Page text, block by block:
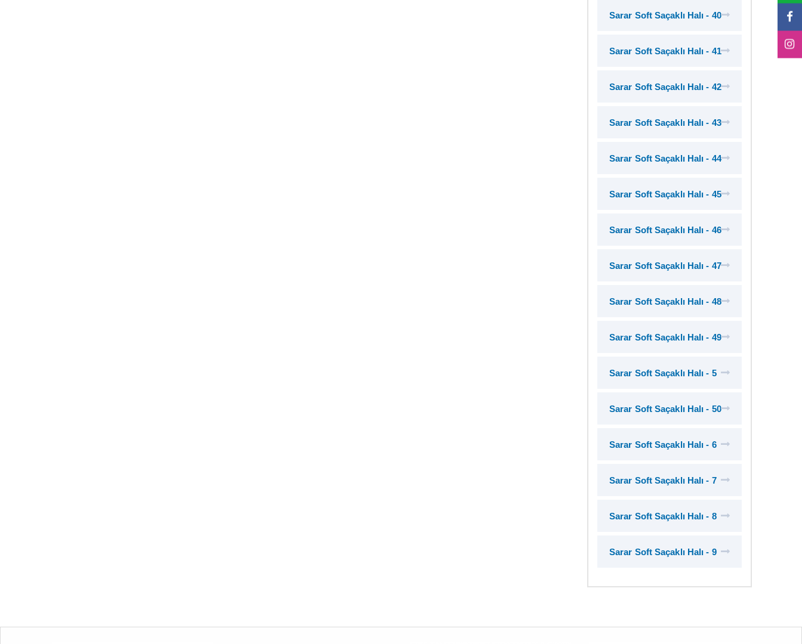
Sarar Soft Saçaklı Halı - 40
Sarar Soft Saçaklı Halı - 41
Sarar Soft Saçaklı Halı - 42
Sarar Soft Saçaklı Halı - 43
Sarar Soft Saçaklı Halı - 44
Sarar Soft Saçaklı Halı - 45
Sarar Soft Saçaklı Halı - 46
Sarar Soft Saçaklı Halı - 47
Sarar Soft Saçaklı Halı - 48
Sarar Soft Saçaklı Halı - 49
Sarar Soft Saçaklı Halı - 5
Sarar Soft Saçaklı Halı - 50
Sarar Soft Saçaklı Halı - 6
Sarar Soft Saçaklı Halı - 7
Sarar Soft Saçaklı Halı - 8
Sarar Soft Saçaklı Halı - 9